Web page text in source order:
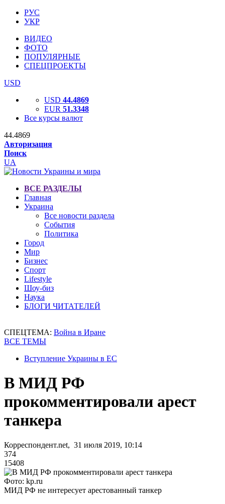
РУС
УКР
ВИДЕО
ФОТО
ПОПУЛЯРНЫЕ
СПЕЦПРОЕКТЫ
USD
USD 44.4869
EUR 51.3348
Все курсы валют
44.4869
Авторизация
Поиск
UA
ВСЕ РАЗДЕЛЫ
Главная
Украина
Все новости раздела
События
Политика
Город
Мир
Бизнес
Спорт
Lifestyle
Шоу-биз
Наука
БЛОГИ ЧИТАТЕЛЕЙ
СПЕЦТЕМА: Война в Иране
ВСЕ ТЕМЫ
Вступление Украины в ЕС
В МИД РФ
прокомментировали арест
танкера
Корреспондент.net, 31 июля 2019, 10:14
374
15408
Фото: kp.ru
МИД РФ не интересует арестованный танкер